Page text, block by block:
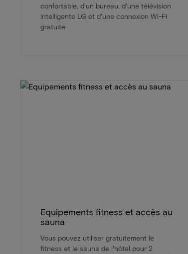
confortable, d'un bureau, d'une télévision
intelligente LG et d'une connexion Wi-Fi
gratuite.
Equipements fitness et accès au
sauna
Vous pouvez utiliser gratuitement le
fitness et le sauna de l'hôtel pour 2